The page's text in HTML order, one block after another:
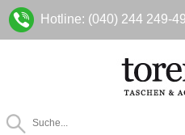
Hotline: (040) 244 249-